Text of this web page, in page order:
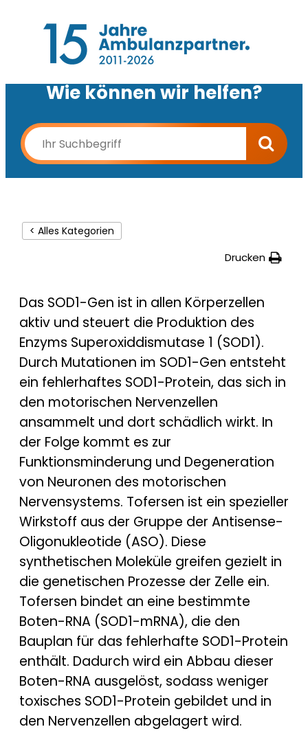
Wie können wir helfen?
< Alles Kategorien
Drucken
Das SOD1-Gen ist in allen Körperzellen
aktiv und steuert die Produktion des
Enzyms Superoxiddismutase 1 (SOD1).
Durch Mutationen im SOD1-Gen entsteht
ein fehlerhaftes SOD1-Protein, das sich in
den motorischen Nervenzellen
ansammelt und dort schädlich wirkt. In
der Folge kommt es zur
Funktionsminderung und Degeneration
von Neuronen des motorischen
Nervensystems. Tofersen ist ein spezieller
Wirkstoff aus der Gruppe der Antisense-
Oligonukleotide (ASO). Diese
synthetischen Moleküle greifen gezielt in
die genetischen Prozesse der Zelle ein.
Tofersen bindet an eine bestimmte
Boten-RNA (SOD1-mRNA), die den
Bauplan für das fehlerhafte SOD1-Protein
enthält. Dadurch wird ein Abbau dieser
Boten-RNA ausgelöst, sodass weniger
toxisches SOD1-Protein gebildet und in
den Nervenzellen abgelagert wird.